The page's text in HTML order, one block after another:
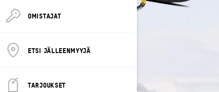
OMISTAJAT
ETSI JÄLLEENMYYJÄ
TARJOUKSET